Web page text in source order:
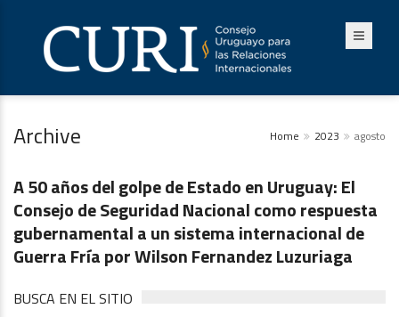
Archive Home 2023 agosto
Actividades
A 50 años del golpe de Estado en Uruguay: El
Consejo de Seguridad Nacional como respuesta
gubernamental a un sistema internacional de
Guerra Fría por Wilson Fernandez Luzuriaga
BUSCA EN EL SITIO